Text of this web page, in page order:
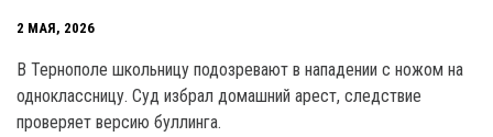
2 МАЯ, 2026
В Тернополе школьницу подозревают в нападении с ножом на
одноклассницу. Суд избрал домашний арест, следствие
проверяет версию буллинга.